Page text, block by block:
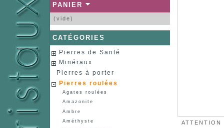
PANIER
(vide)
CATÉGORIES
Pierres de Santé
Minéraux
Pierres à porter
Pierres roulées
Agates roulées
Amazonite
Ambre
Améthyste